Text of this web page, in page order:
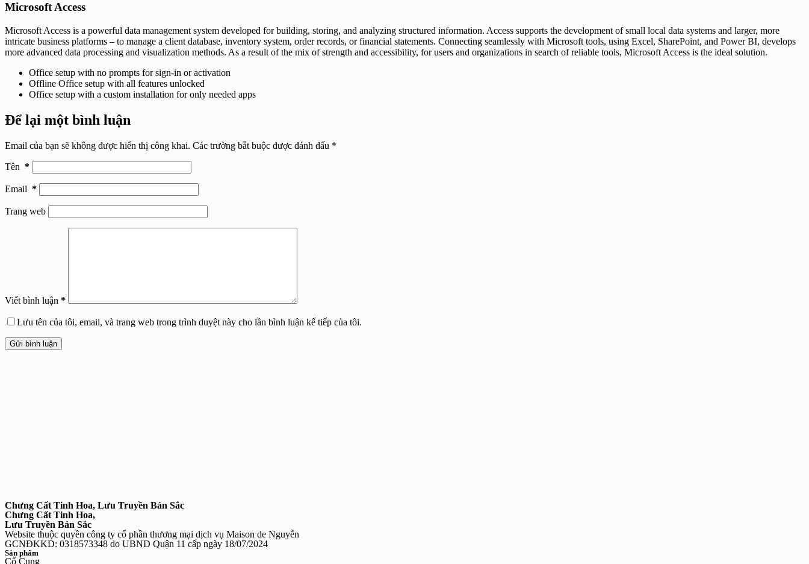
Microsoft Access
Microsoft Access is a powerful data management system developed for building, storing, and analyzing structured information. Access supports the development of small local data systems and larger, more
intricate business platforms – to manage a client database, inventory system, order records, or financial statements. Connecting seamlessly with Microsoft tools, using Excel, SharePoint, and Power BI, develops
more advanced data processing and visualization methods. As a result of the mix of strength and accessibility, for users and organizations in search of reliable tools, Microsoft Access is the ideal solution.
Office setup with no prompts for sign-in or activation
Offline Office setup with all features unlocked
Office setup with a custom installation for only needed apps
Để lại một bình luận
Email của bạn sẽ không được hiển thị công khai. Các trường bắt buộc được đánh dấu *
Tên *
Email *
Trang web
Viết bình luận *
Lưu tên của tôi, email, và trang web trong trình duyệt này cho lần bình luận kế tiếp của tôi.
Gửi bình luận
Chưng Cất Tinh Hoa, Lưu Truyền Bản Sắc
Chưng Cất Tinh Hoa,
Lưu Truyền Bản Sắc
Website thuộc quyền công ty cổ phần thương mại dịch vụ Maison de Nguyễn
GCNĐKKD: 0318573348 do UBND Quận 11 cấp ngày 18/07/2024
Sản phẩm
Cố Cung